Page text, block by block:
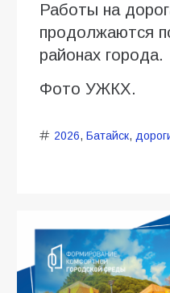
Работы на
продолжаются
районах города.
Фото УЖКХ.
2026, Батайск,